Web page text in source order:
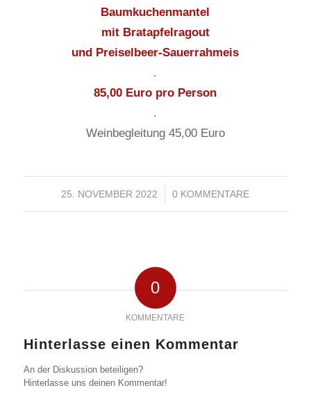
Baumkuchenmantel
mit Bratapfelragout
und Preiselbeer-Sauerrahmeis
.
85,00 Euro pro Person
.
Weinbegleitung 45,00 Euro
25. NOVEMBER 2022
/ 0 KOMMENTARE
0
KOMMENTARE
Hinterlasse einen Kommentar
An der Diskussion beteiligen?
Hinterlasse uns deinen Kommentar!